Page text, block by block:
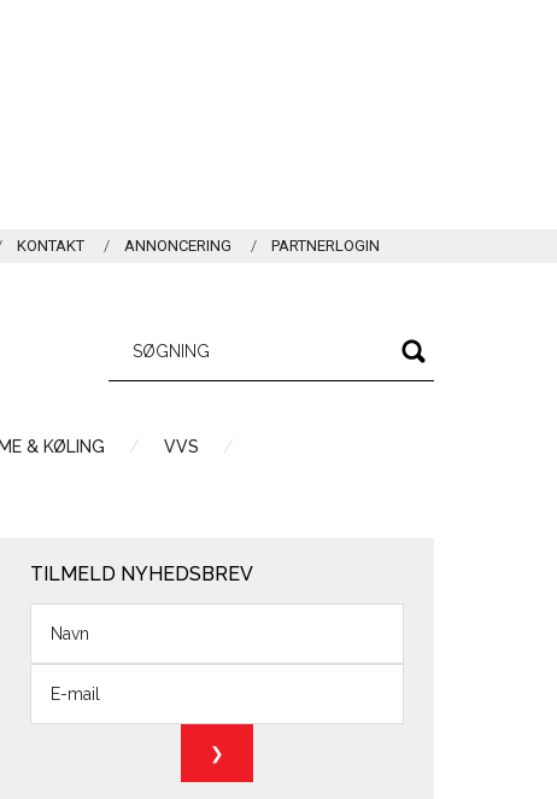
KONTAKT ANNONCERING PARTNERLOGIN
& KØLING
VVS
TILMELD NYHEDSBREV